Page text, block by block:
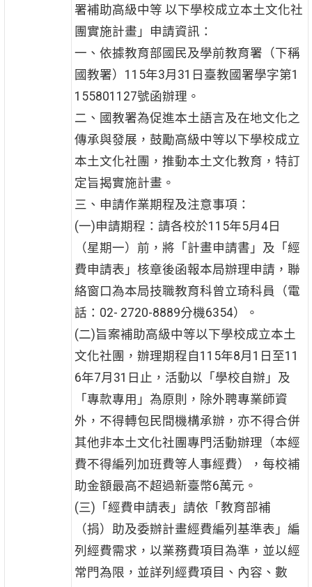
署補助高級中等 以下學校成立本土文化社
團實施計畫」申請資訊：
一、依據教育部國民及學前教育署（下稱
國教署）115年3月31日臺教國署學字第1
155801127號函辦理。
二、國教署為促進本土語言及在地文化之
傳承與發展，鼓勵高級中等以下學校成立
本土文化社團，推動本土文化教育，特訂
定旨揭實施計畫。
三、申請作業期程及注意事項：
(一)申請期程：請各校於115年5月4日
（星期一）前，將「計畫申請書」及「經
費申請表」核章後函報本局辦理申請，聯
絡窗口為本局技職教育科曾立琦科員（電
話：02- 2720-8889分機6354）。
(二)旨案補助高級中等以下學校成立本土
文化社團，辦理期程自115年8月1日至11
6年7月31日止，活動以「學校自辦」及
「專款專用」為原則，除外聘專業師資
外，不得轉包民間機構承辦，亦不得合併
其他非本土文化社團專門活動辦理（本經
費不得編列加班費等人事經費），每校補
助金額最高不超過新臺幣6萬元。
(三)「經費申請表」請依「教育部補
（捐）助及委辦計畫經費編列基準表」編
列經費需求，以業務費項目為準，並以經
常門為限，並詳列經費項目、內容、數